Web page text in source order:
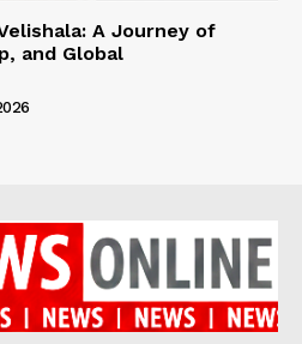
A Journey of
and Global